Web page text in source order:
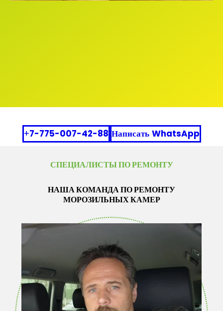
+7-775-007-42-88 Написать WhatsApp
СПЕЦИАЛИСТЫ ПО РЕМОНТУ
НАША КОМАНДА ПО РЕМОНТУ
МОРОЗИЛЬНЫХ КАМЕР